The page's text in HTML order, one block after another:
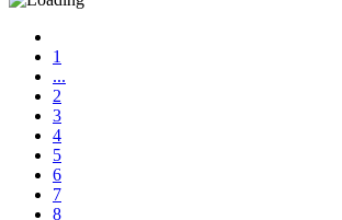
1
...
2
3
4
5
6
7
8